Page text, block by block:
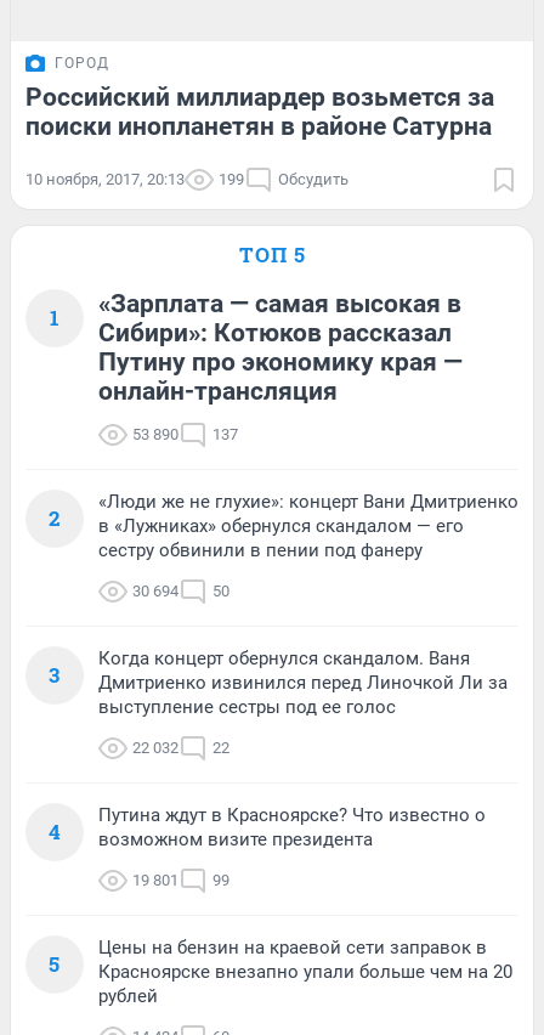
ГОРОД
Российский миллиардер возьмется за
поиски инопланетян в районе Сатурна
10 ноября, 2017, 20:13 199 Обсудить
ТОП 5
1
«Зарплата — самая высокая в
Сибири»: Котюков рассказал
Путину про экономику края —
онлайн-трансляция
53 890 137
2
«Люди же не глухие»: концерт Вани Дмитриенко
в «Лужниках» обернулся скандалом — его
сестру обвинили в пении под фанеру
30 694 50
3
Когда концерт обернулся скандалом. Ваня
Дмитриенко извинился перед Линочкой Ли за
выступление сестры под ее голос
22 032 22
4
Путина ждут в Красноярске? Что известно о
возможном визите президента
19 801 99
5
Цены на бензин на краевой сети заправок в
Красноярске внезапно упали больше чем на 20
рублей